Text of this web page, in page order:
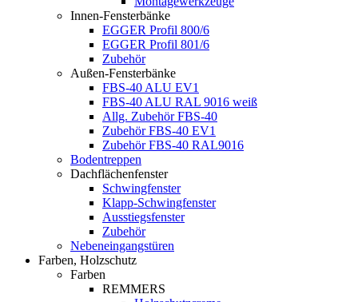
Innen-Fensterbänke
EGGER Profil 800/6
EGGER Profil 801/6
Zubehör
Außen-Fensterbänke
FBS-40 ALU EV1
FBS-40 ALU RAL 9016 weiß
Allg. Zubehör FBS-40
Zubehör FBS-40 EV1
Zubehör FBS-40 RAL9016
Bodentreppen
Dachflächenfenster
Schwingfenster
Klapp-Schwingfenster
Ausstiegsfenster
Zubehör
Nebeneingangstüren
Farben, Holzschutz
Farben
REMMERS